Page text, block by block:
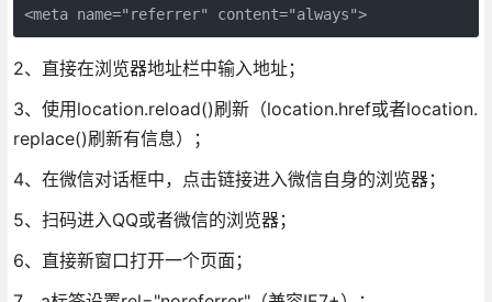
<meta name="referrer" content="always">
2、直接在浏览器地址栏中输入地址；
3、使用location.reload()刷新（location.href或者location.
replace()刷新有信息）；
4、在微信对话框中，点击链接进入微信自身的浏览器；
5、扫码进入QQ或者微信的浏览器；
6、直接新窗口打开一个页面；